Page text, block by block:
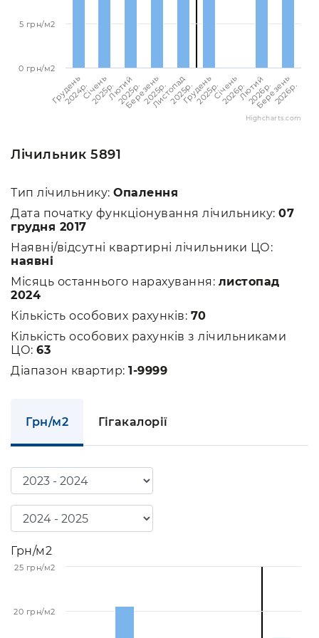
Грудень
2024p.Січень
2025p.Лютий
2025p.
Березень
2025p.
Листопад
2025p.Грудень
2025p.Січень
2026p.Лютий
2026p.
Березень
2026p.
0 грн/м2
5 грн/м2
Highcharts.com
Лічильник 5891
Тип лічильнику: Опалення
Дата початку функціонування лічильнику: 07
грудня 2017
Наявні/відсутні квартирні лічильники ЦО:
наявні
Місяць останнього нарахування: листопад
2024
Кількість особових рахунків: 70
Кількість особових рахунків з лічильниками
ЦО: 63
Діапазон квартир: 1-9999
Грн/м2 Гігакалорії
Грн/м2
20 грн/м2
25 грн/м2